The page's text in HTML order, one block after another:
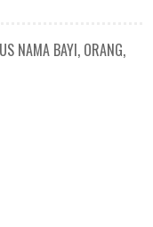
NAMA BAYI, ORANG,